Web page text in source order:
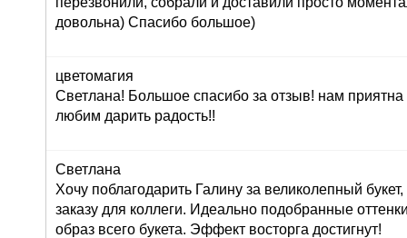
довольна) Спасибо большое)
цветомагия
Светлана! Большое спасибо за отзыв! нам
любим дарить радость!!
Светлана
Хочу поблагодарить Галину за великолепный
заказу для коллеги. Идеально подобранные
образ всего букета. Эффект восторга достигнут!